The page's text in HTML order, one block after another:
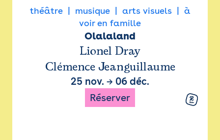
théâtre musique arts visuels
à
voir en famille
Olalaland
Lionel Dray
Clémence Jeanguillaume
25 nov. → 06 déc.
Réserver